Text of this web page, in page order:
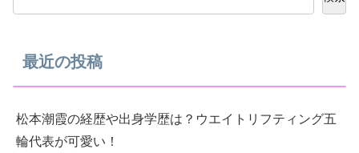
最近の投稿
松本潮霞の経歴や出身学歴は？ウエイトリフティング五
輪代表が可愛い！